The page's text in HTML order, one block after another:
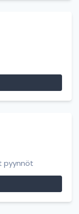
pyynnöt